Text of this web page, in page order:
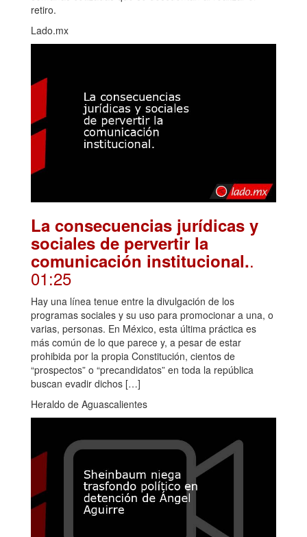
retiro.
Lado.mx
La consecuencias jurídicas y
sociales de pervertir la
comunicación institucional..
01:25
Hay una línea tenue entre la divulgación de los
programas sociales y su uso para promocionar a una, o
varias, personas. En México, esta última práctica es
más común de lo que parece y, a pesar de estar
prohibida por la propia Constitución, cientos de
“prospectos” o “precandidatos” en toda la república
buscan evadir dichos […]
Heraldo de Aguascalientes